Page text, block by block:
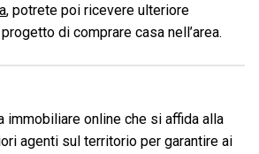
, potrete poi ricevere ulteriore
di comprare casa nell’area.
immobiliare online che si affida alla
agenti sul territorio per garantire ai